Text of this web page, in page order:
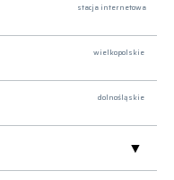
stacja internetowa
wielkopolskie
dolnośląskie